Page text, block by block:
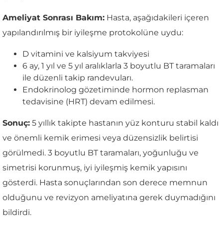
Ameliyat Sonrası Bakım: Hasta, aşağıdakileri içeren
yapılandırılmış bir iyileşme protokolüne uydu:
D vitamini ve kalsiyum takviyesi
6 ay, 1 yıl ve 5 yıl aralıklarla 3 boyutlu BT taramaları
ile düzenli takip randevuları.
Endokrinolog gözetiminde hormon replasman
tedavisine (HRT) devam edilmesi.
Sonuç: 5 yıllık takipte hastanın yüz konturu stabil kaldı
ve önemli kemik erimesi veya düzensizlik belirtisi
görülmedi. 3 boyutlu BT taramaları, yoğunluğu ve
simetrisi korunmuş, iyi iyileşmiş kemik yapısını
gösterdi. Hasta sonuçlarından son derece memnun
olduğunu ve revizyon ameliyatına gerek duymadığını
bildirdi.